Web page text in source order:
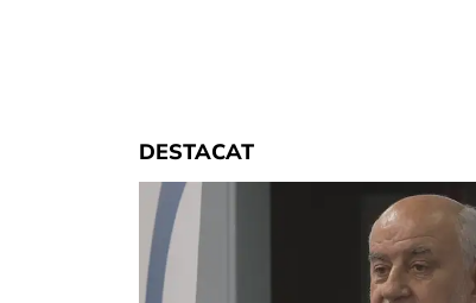
DESTACAT